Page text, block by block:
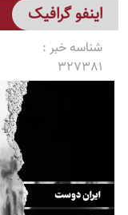
اینفو گرافیک
شناسه خبر :
327381